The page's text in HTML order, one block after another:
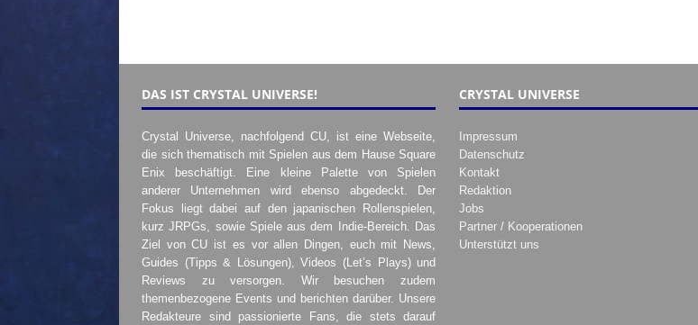
DAS IST CRYSTAL UNIVERSE!
Crystal Universe, nachfolgend CU, ist eine Webseite,
die sich thematisch mit Spielen aus dem Hause Square
Enix beschäftigt. Eine kleine Palette von Spielen
anderer Unternehmen wird ebenso abgedeckt. Der
Fokus liegt dabei auf den japanischen Rollenspielen,
kurz JRPGs, sowie Spiele aus dem Indie-Bereich. Das
Ziel von CU ist es vor allen Dingen, euch mit News,
Guides (Tipps & Lösungen), Videos (Let’s Plays) und
Reviews zu versorgen. Wir besuchen zudem
themenbezogene Events und berichten darüber. Unsere
Redakteure sind passionierte Fans, die stets darauf
CRYSTAL UNIVERSE
Impressum
Datenschutz
Kontakt
Redaktion
Jobs
Partner / Kooperationen
Unterstützt uns